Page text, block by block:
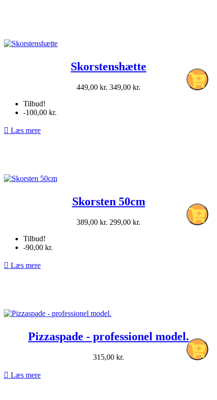
Skorstenshætte
Normalpris
449,00 kr. Pris
349,00 kr.
Tilbud!
-100,00 kr.
 Læs mere
Skorsten 50cm
Normalpris
389,00 kr. Pris
299,00 kr.
Tilbud!
-90,00 kr.
 Læs mere
Pizzaspade - professionel model.
Pris
315,00 kr.
 Læs mere